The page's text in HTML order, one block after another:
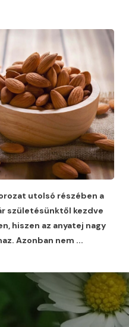
utolsó részében a
születésünktől kezdve
hiszen az anyatej nagy
Azonban nem ...